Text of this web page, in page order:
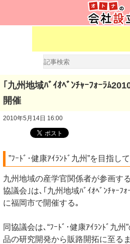
｢九州地域ﾊﾞｲｵﾍﾞﾝﾁｬｰﾌｫｰﾗﾑ
開催
2010年5月14日 16:00
”ﾌｰﾄﾞ･健康ｱｲﾗﾝﾄﾞ九州”を目指して
九州地域の産学官関係者が参画す
協議会｣は､｢九州地域ﾊﾞｲｵﾍﾞﾝﾁｬｰﾌ
に福岡市で開催する｡
同協議会は､“ﾌｰﾄﾞ･健康ｱｲﾗﾝﾄﾞ九
品の研究開発から販路開拓に至る